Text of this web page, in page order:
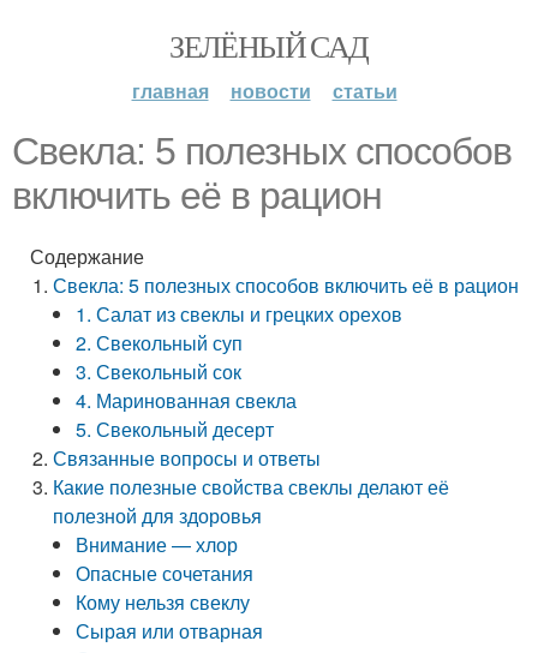
ЗЕЛЁНЫЙ САД
главная новости статьи
Свекла: 5 полезных способов
включить её в рацион
Содержание
Свекла: 5 полезных способов включить её в рацион
1. Салат из свеклы и грецких орехов
2. Свекольный суп
3. Свекольный сок
4. Маринованная свекла
5. Свекольный десерт
Связанные вопросы и ответы
Какие полезные свойства свеклы делают её
полезной для здоровья
Внимание — хлор
Опасные сочетания
Кому нельзя свеклу
Сырая или отварная